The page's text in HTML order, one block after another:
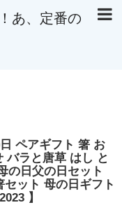
あ、定番の
ペアギフト 箸 お
バラと唐草 はし と
の日父の日セット
ット 母の日ギフト
】